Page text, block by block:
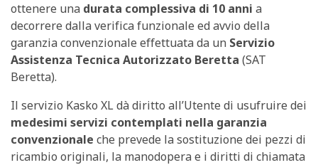
ottenere una durata complessiva di 10 anni a
decorrere dalla verifica funzionale ed avvio della
garanzia convenzionale effettuata da un Servizio
Assistenza Tecnica Autorizzato Beretta (SAT
Beretta).
Il servizio Kasko XL dà diritto all’Utente di usufruire dei
medesimi servizi contemplati nella garanzia
convenzionale che prevede la sostituzione dei pezzi di
ricambio originali, la manodopera e i diritti di chiamata